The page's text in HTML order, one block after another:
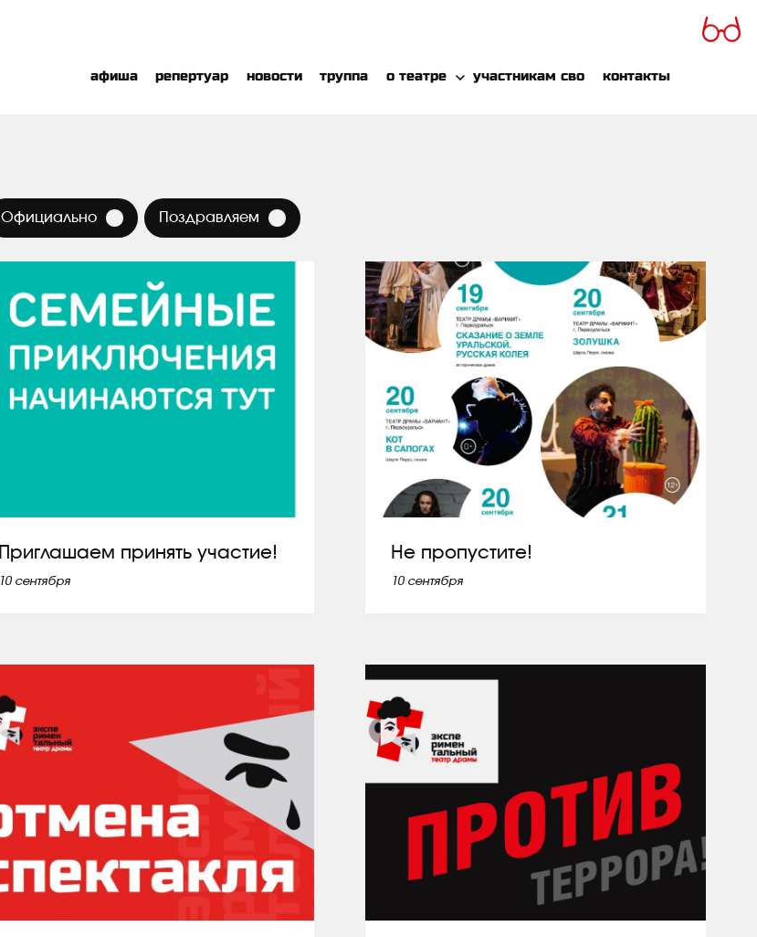
афиша репертуар новости труппа о театре участникам сво контакты
Официально × Поздравляем ×
Приглашаем принять участие!
10 сентября
Не пропустите!
10 сентября